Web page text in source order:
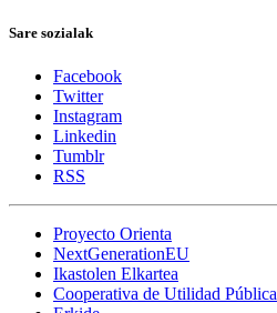
Sare sozialak
Facebook
Twitter
Instagram
Linkedin
Tumblr
RSS
Proyecto Orienta
NextGenerationEU
Ikastolen Elkartea
Cooperativa de Utilidad Pública